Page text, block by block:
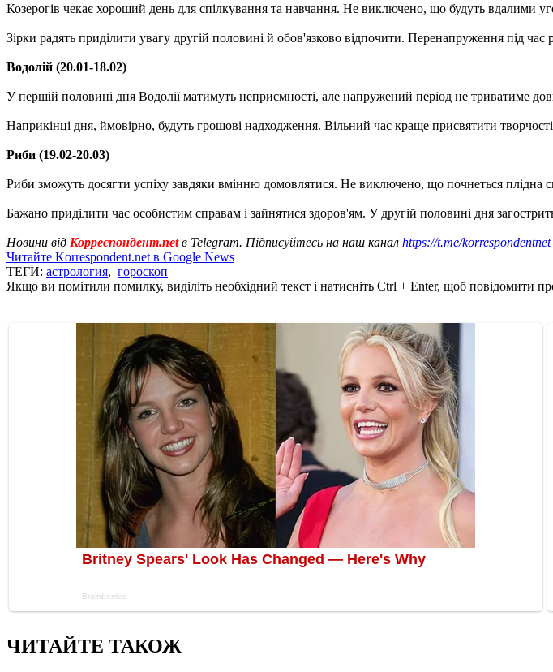
Козерогів чекає хороший день для спілкування та навчання. Не виключено, що будуть вдалими
Зірки радять приділити увагу другій половині й обов'язково відпочити. Перенапруження під
Водолій (20.01-18.02)
У першій половині дня Водолії матимуть неприємності, але напружений період не триватиме
Наприкінці дня, ймовірно, будуть грошові надходження. Вільний час краще присвятити
Риби (19.02-20.03)
Риби зможуть досягти успіху завдяки вмінню домовлятися. Не виключено, що почнеться плідна
Бажано приділити час особистим справам і зайнятися здоров'ям. У другій половині дня
Новини від Корреспондент.netв Telegram. Підписуйтесь на наш канал https://t.me/korrespondentnet
Читайте Korrespondent.net в Google News
ТЕГИ: астрология, гороскоп
Якщо ви помітили помилку, виділіть необхідний текст і натисніть Ctrl + Enter, щоб повідомити
ЧИТАЙТЕ ТАКОЖ